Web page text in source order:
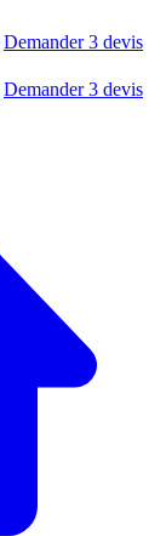
Demander 3 devis
Demander 3 devis